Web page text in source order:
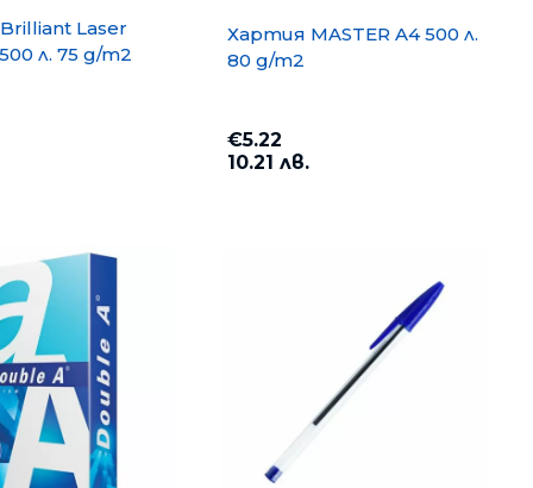
A4 500
Хартия PP Lite A4 500 л. 80
Laser
л. 75 g/m2
Хартия MASTER A4 500 л.
80 g/m2
€5.22
10.21 лв.